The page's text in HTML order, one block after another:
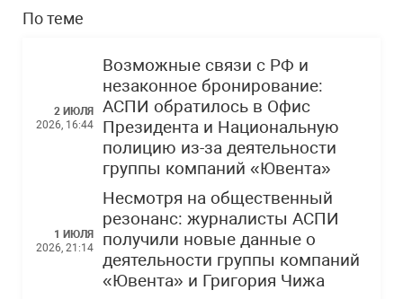
По теме
2 ИЮЛЯ
2026, 16:44
Возможные связи с РФ и
незаконное бронирование:
АСПИ обратилось в Офис
Президента и Национальную
полицию из-за деятельности
группы компаний «Ювента»
1 ИЮЛЯ
2026, 21:14
Несмотря на общественный
резонанс: журналисты АСПИ
получили новые данные о
деятельности группы компаний
«Ювента» и Григория Чижа